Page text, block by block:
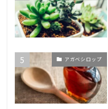
アガベシロップ